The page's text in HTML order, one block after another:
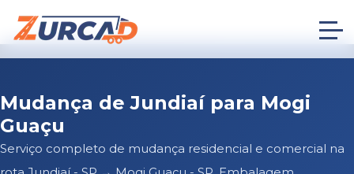
Mudança de Jundiaí para Mogi
Guaçu
Serviço completo de mudança residencial e comercial na